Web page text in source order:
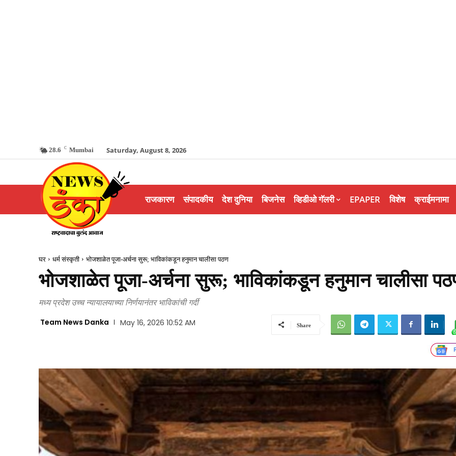
28.6 C Mumbai Saturday, August 8, 2026
राजकारण संपादकीय देश दुनिया बिजनेस व्हिडीओ गॅलरी EPAPER विशेष क्राईमनामा
घर धर्म संस्कृती भोजशाळेत पूजा-अर्चना सुरू; भाविकांकडून हनुमान चालीसा पठण
भोजशाळेत पूजा-अर्चना सुरू; भाविकांकडून हनुमान चालीसा
मध्य प्रदेश उच्च न्यायालयाच्या निर्णयानंतर भाविकांची गर्दी
Team News Danka May 16, 2026 10:52 AM Share